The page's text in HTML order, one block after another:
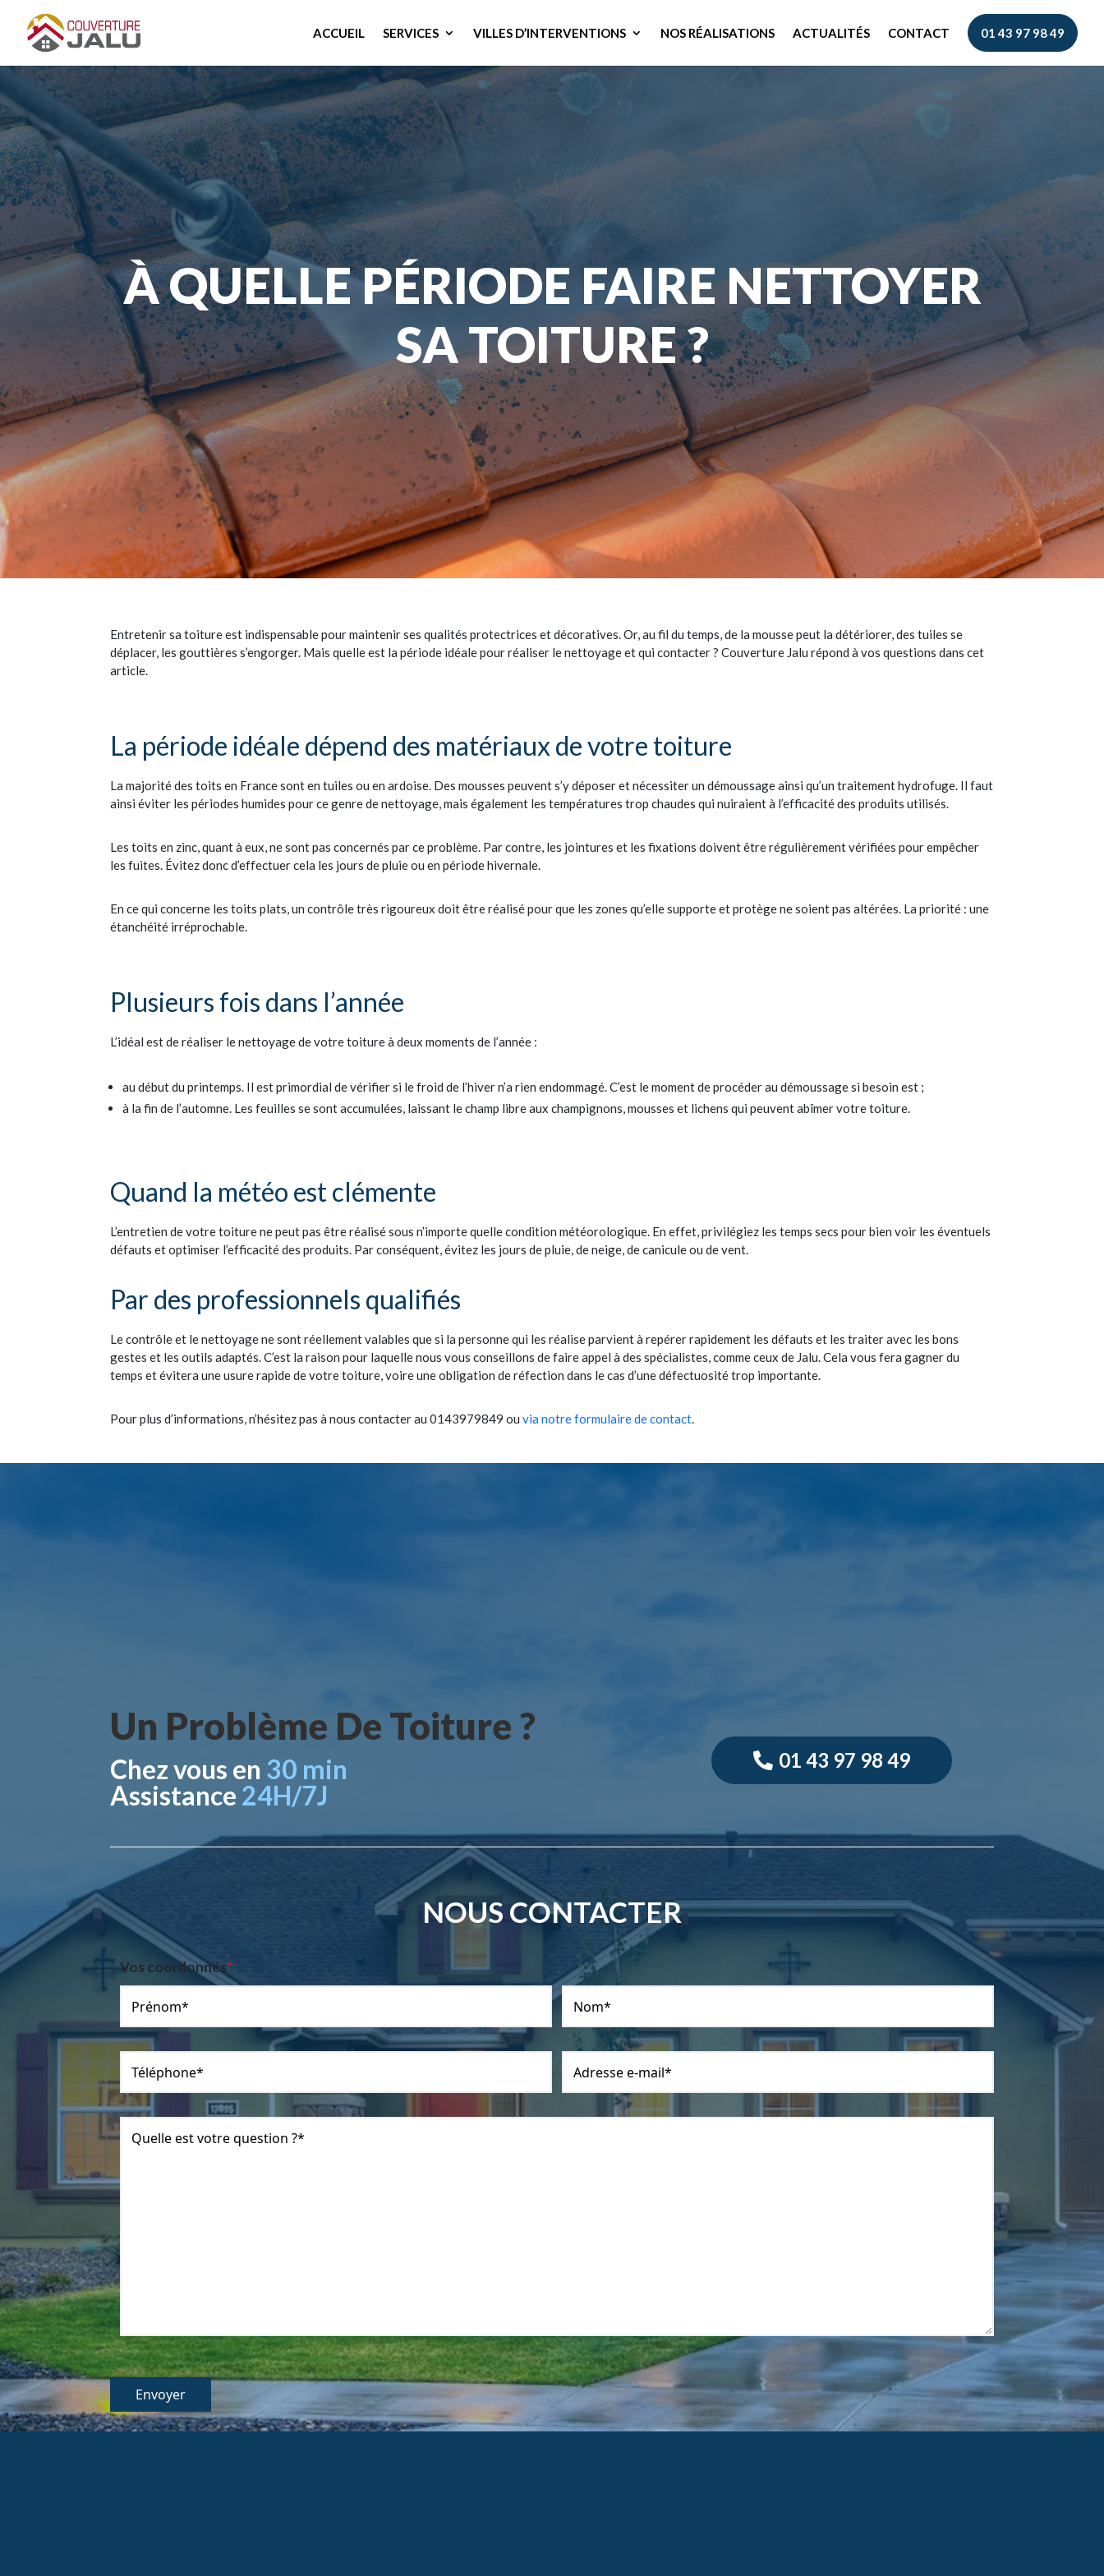
ACCUEIL SERVICES VILLES D’INTERVENTIONS NOS RÉALISATIONS ACTUALITÉS CONTACT 01 43 97 98 49
À QUELLE PÉRIODE FAIRE NETTOYER
SA TOITURE ?
Entretenir sa toiture est indispensable pour maintenir ses qualités protectrices et décoratives. Or, au fil du temps, de la mousse peut la détériorer, des tuiles se
déplacer, les gouttières s’engorger. Mais quelle est la période idéale pour réaliser le nettoyage et qui contacter ? Couverture Jalu répond à vos questions dans cet
article.
La période idéale dépend des matériaux de votre toiture
La majorité des toits en France sont en tuiles ou en ardoise. Des mousses peuvent s’y déposer et nécessiter un démoussage ainsi qu’un traitement hydrofuge. Il faut
ainsi éviter les périodes humides pour ce genre de nettoyage, mais également les températures trop chaudes qui nuiraient à l’efficacité des produits utilisés.
Les toits en zinc, quant à eux, ne sont pas concernés par ce problème. Par contre, les jointures et les fixations doivent être régulièrement vérifiées pour empêcher
les fuites. Évitez donc d’effectuer cela les jours de pluie ou en période hivernale.
En ce qui concerne les toits plats, un contrôle très rigoureux doit être réalisé pour que les zones qu’elle supporte et protège ne soient pas altérées. La priorité : une
étanchéité irréprochable.
Plusieurs fois dans l’année
L’idéal est de réaliser le nettoyage de votre toiture à deux moments de l’année :
au début du printemps. Il est primordial de vérifier si le froid de l’hiver n’a rien endommagé. C’est le moment de procéder au démoussage si besoin est ;
à la fin de l’automne. Les feuilles se sont accumulées, laissant le champ libre aux champignons, mousses et lichens qui peuvent abîmer votre toiture.
Quand la météo est clémente
L’entretien de votre toiture ne peut pas être réalisé sous n’importe quelle condition météorologique. En effet, privilégiez les temps secs pour bien voir les éventuels
défauts et optimiser l’efficacité des produits. Par conséquent, évitez les jours de pluie, de neige, de canicule ou de vent.
Par des professionnels qualifiés
Le contrôle et le nettoyage ne sont réellement valables que si la personne qui les réalise parvient à repérer rapidement les défauts et les traiter avec les bons
gestes et les outils adaptés. C’est la raison pour laquelle nous vous conseillons de faire appel à des spécialistes, comme ceux de Jalu. Cela vous fera gagner du
temps et évitera une usure rapide de votre toiture, voire une obligation de réfection dans le cas d’une défectuosité trop importante.
Pour plus d’informations, n’hésitez pas à nous contacter au 0143979849 ouvia notre formulaire de contact.
Un Problème De Toiture ?
Chez vous en 30 min
Assistance 24H/7J
01 43 97 98 49
NOUS CONTACTER
Vos coordonnés*
Veuillez laisser ce champ vide.